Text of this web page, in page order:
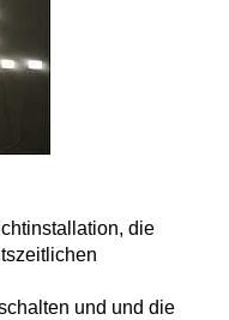
die
und und die